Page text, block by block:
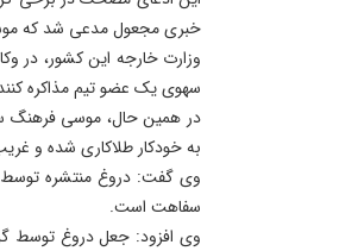
خبری مجعول مدعی شد که
وزارت خارجه این کشور، در
سهوی یک عضو تیم مذاکره
در همین حال، موسی فرهنگ
به خودکار طلاکاری شده و
وی گفت: دروغ منتشره توسط
سفاهت است.
وی افزود: جعل دروغ توسط